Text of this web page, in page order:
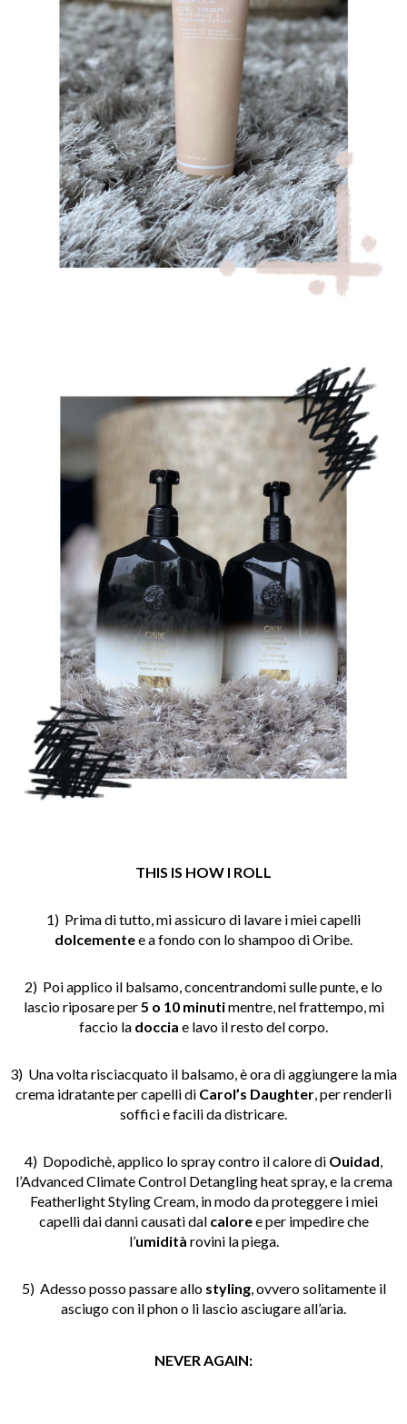
THIS IS HOW I ROLL
1) Prima di tutto, mi assicuro di lavare i miei capelli
dolcementee a fondo con lo shampoo di Oribe.
2) Poi applico il balsamo, concentrandomi sulle punte, e lo
lascio riposare per5 o 10 minutimentre, nel frattempo, mi
faccio la doccia e lavo il resto del corpo.
3) Una volta risciacquato il balsamo, è ora di aggiungere la mia
crema idratante per capelli di Carol’s Daughter, per renderli
soffici e facili da districare.
4) Dopodichè, applico lo spray contro il calore di Ouidad,
l’Advanced Climate Control Detangling heat spray, e la crema
Featherlight Styling Cream, in modo da proteggere i miei
capelli dai danni causati dal caloree per impedire che
l’umidità rovini la piega.
5) Adesso posso passare allo styling, ovvero solitamente il
asciugo con il phon o li lascio asciugare all’aria.
NEVER AGAIN: